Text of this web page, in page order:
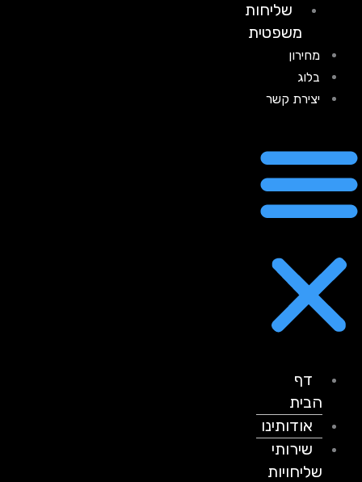
שליחות
משפטית
מחירון
בלוג
יצירת קשר
דף
הבית
אודותינו
שירותי
שליחויות